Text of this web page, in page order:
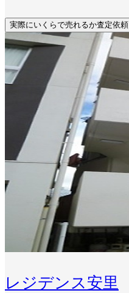
実際にいくらで売れるか査定依頼
レジデンス安里